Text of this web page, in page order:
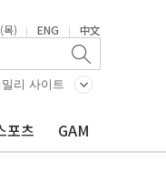
) | ENG | 中文
리 사이트
포츠 GAM